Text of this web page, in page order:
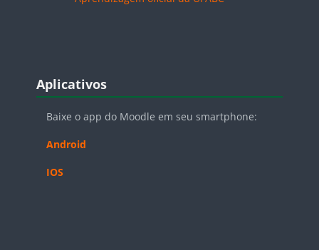
Blocos
Aplicativos
Baixe o app do Moodle em seu smartphone:
Android
IOS